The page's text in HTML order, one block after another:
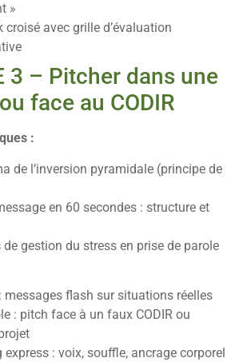
»
croisé avec grille d’évaluation
3 – Pitcher dans une
face au CODIR
:
de l’inversion pyramidale (principe de
en 60 secondes : structure et
de gestion du stress en prise de parole
messages flash sur situations réelles
: pitch face à un faux CODIR ou
express : voix, souffle, ancrage corporel